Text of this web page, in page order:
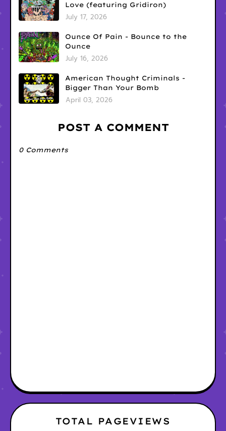
Love (featuring Gridiron)
July 17, 2026
Ounce Of Pain - Bounce to the
Ounce
July 16, 2026
American Thought Criminals -
Bigger Than Your Bomb
April 03, 2026
POST A COMMENT
0 Comments
TOTAL PAGEVIEWS